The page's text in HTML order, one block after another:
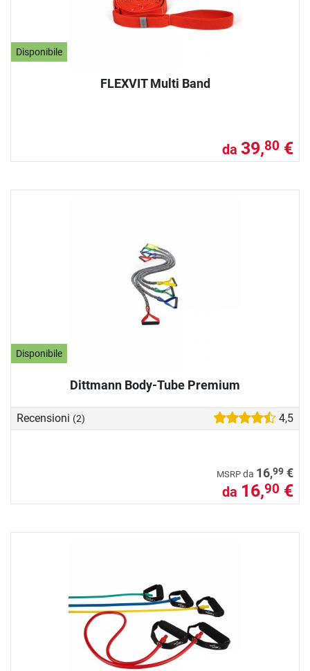
Disponibile
FLEXVIT Multi Band
da 39,80 €
Disponibile
Dittmann Body-Tube Premium
Recensioni (2) 4,5
MSRP da 16,99 €
da 16,90 €